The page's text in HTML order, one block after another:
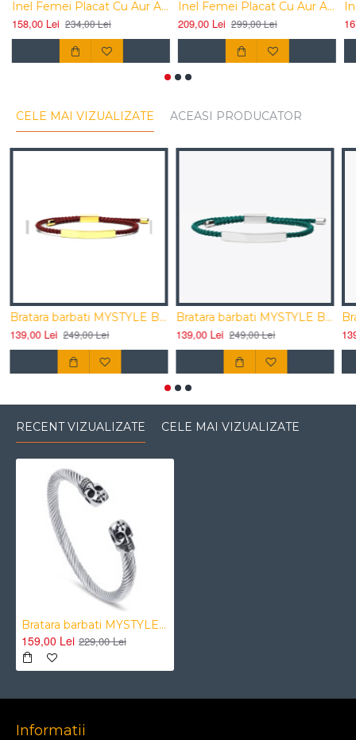
Inel Femei Placat Cu Aur Alb Elemente Sw Infinity
158,00 Lei 234,00 Lei
Inel Femei Placat Cu Aur Alb Elemente Sw Spring
209,00 Lei 299,00 Lei
CELE MAI VIZUALIZATE ACEASI PRODUCATOR
Bratara barbati MYSTYLE Belive satin impletit
139,00 Lei 249,00 Lei
Bratara barbati MYSTYLE Belive satin impletit
139,00 Lei 249,00 Lei
RECENT VIZUALIZATE CELE MAI VIZUALIZATE
Bratara barbati MYSTYLE Crazy Skull otel inoxidabil
159,00 Lei 229,00 Lei
Informatii